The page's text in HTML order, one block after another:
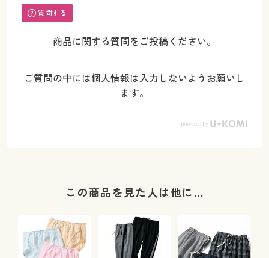
質問する
商品に関する質問をご投稿ください。
ご質問の中には個人情報は入力しないようお願いし
ます。
この商品を見た人は他に…